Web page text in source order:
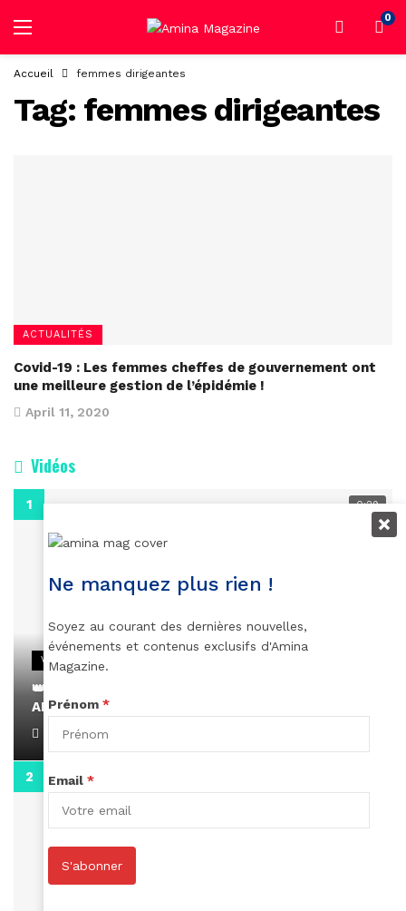
0
Accueil femmes dirigeantes
Tag: femmes dirigeantes
ACTUALITÉS
Covid-19 : Les femmes cheffes de gouvernement ont
une meilleure gestion de l’épidémie !
April 11, 2020
Vidéos
0:29
VIDEOS
👑 Remerciements à Ayden pour son message sur
AMINA, le Magazine de la Femme
April 1, 2022
Ne manquez plus rien !
Soyez au courant des dernières nouvelles,
événements et contenus exclusifs d'Amina
Magazine.
Prénom *
Email *
S'abonner